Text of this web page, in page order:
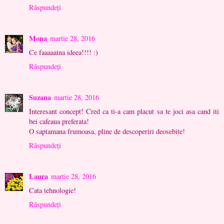
Răspundeți
Mona martie 28, 2016
Ce faaaaaina ideea!!!! :)
Răspundeți
Suzana martie 28, 2016
Interesant concept! Cred ca ti-a cam placut sa te joci asa cand iti
bei cafeaua preferata!
O saptamana frumoasa, pline de descoperiri deosebite!
Răspundeți
Laura martie 28, 2016
Cata tehnologie!
Răspundeți